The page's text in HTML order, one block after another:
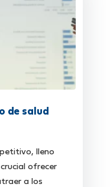
de salud
lleno
ofrecer
a los